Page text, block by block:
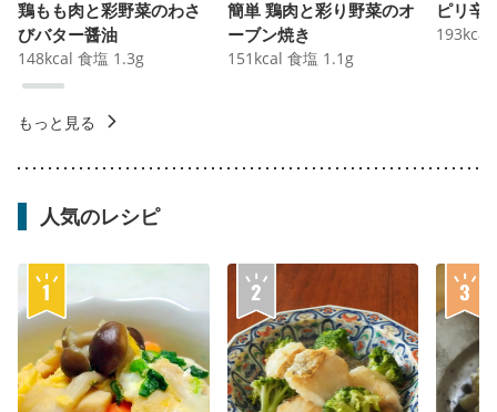
鶏もも肉と彩野菜のわさ
びバター醤油
148kcal 食塩 1.3g
簡単 鶏肉と彩り野菜のオ
ーブン焼き
151 kcal 食塩 1.1 g
ピリ辛
193kcal
もっと見る
人気のレシピ